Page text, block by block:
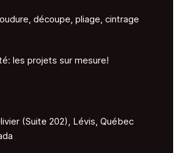
découpe, pliage, cintrage
les projets sur mesure!
(Suite 202), Lévis, Québec